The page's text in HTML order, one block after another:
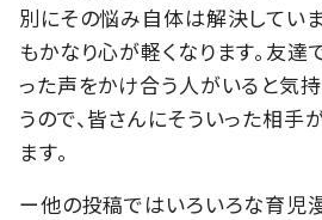
別にその悩み自体は解決してい
もかなり心が軽くなります。友達
った声をかけ合う人がいると気
うので、皆さんにそういった相手
ます。
ー他の投稿ではいろいろな育児